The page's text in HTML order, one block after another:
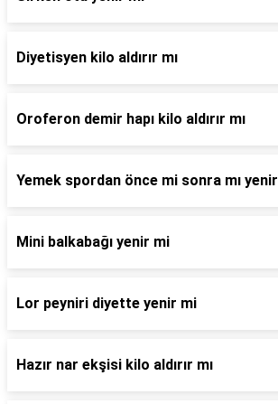
Diyetisyen kilo aldırır mı
Oroferon demir hapı kilo aldırır mı
Yemek spordan önce mi sonra mı yenir
Mini balkabağı yenir mi
Lor peyniri diyette yenir mi
Hazır nar ekşisi kilo aldırır mı